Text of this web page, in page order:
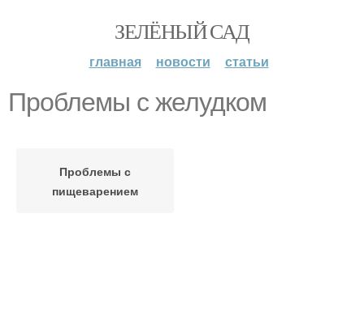
ЗЕЛЁНЫЙ САД
главная новости статьи
Проблемы с желудком
Проблемы с
пищеварением